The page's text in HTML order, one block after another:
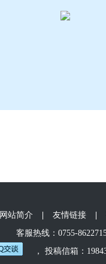
网站简介 友情链接
客服热线：0755-
， 投稿信箱：